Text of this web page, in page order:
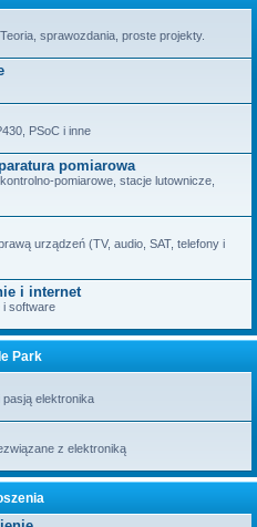
sprawozdania, proste projekty.
PSoC i inne
pomiarowa
pomiarowe, stacje lutownicze,
urządzeń (TV, audio, SAT, telefony i
i internet
i software
Park
elektronika
z elektroniką